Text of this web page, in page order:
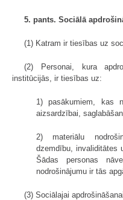
5. pants. Sociālā
(1) Katram ir tiesības uz
(2) Personai, kura
institūcijās, ir tiesības uz:
1) pasākumiem, kas
aizsardzībai,
2) materiālu
dzemdību, invaliditātes
Šādas personas
nodrošinājumu ir tās
(3) Sociālajai